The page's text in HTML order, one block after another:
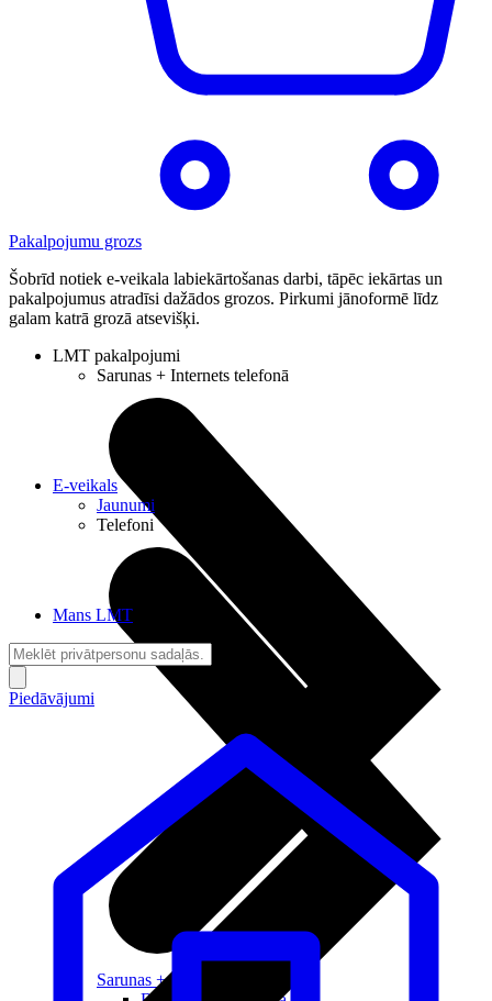
Pakalpojumu grozs
Šobrīd notiek e-veikala labiekārtošanas darbi, tāpēc iekārtas un
pakalpojumus atradīsi dažādos grozos. Pirkumi jānoformē līdz
galam katrā grozā atsevišķi.
LMT pakalpojumi
Sarunas + Internets telefonā
Sarunas + Internets
E-veikals
Jaunumi
Telefoni
Mans LMT
Piedāvājumi